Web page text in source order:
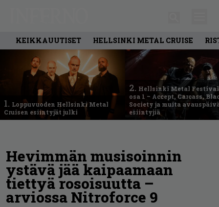
KEIKKAUUTISET HELLSINKI METAL CRUISE
1. Loppuvuoden Hellsinki Metal
Cruisen esiintyjät julki
2. Hellsinki Metal
osa 1 – Accept, Carcass,
Society ja muita
esiintyjiä
Hevimmän musisoinnin
ystävä jää kaipaamaan
tiettyä rosoisuutta –
arviossa Nitroforce 9